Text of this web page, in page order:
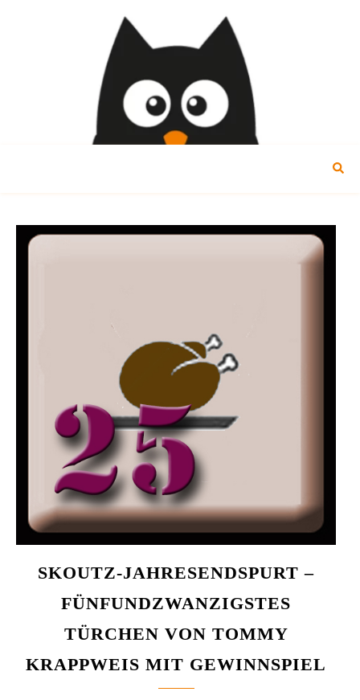
SKOUTZ-JAHRESENDSPURT –
FÜNFUNDZWANZIGSTES
TÜRCHEN VON TOMMY
KRAPPWEIS MIT GEWINNSPIEL